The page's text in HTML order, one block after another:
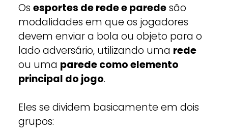
Os esportes de rede e paredesão
modalidades em que os jogadores
devem enviar a bola ou objeto para o
lado adversário, utilizando uma rede
ou uma parede como elemento
principal do jogo.
Eles se dividem basicamente em dois
grupos: